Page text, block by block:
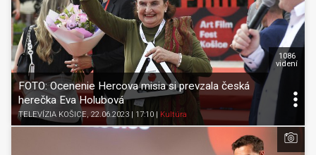
FOTO: Ocenenie Hercova misia si prevzala česká
herečka Eva Holubová
TELEVÍZIA KOŠICE, 22.06.2023 | 17:10 Kultúra
1086
videní